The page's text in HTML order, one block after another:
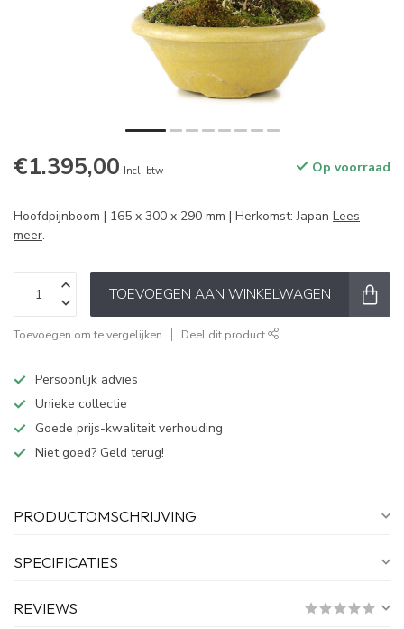
€1.395,00 Incl. btw Op voorraad
Hoofdpijnboom | 165 x 300 x 290 mm | Herkomst: Japan Lees
meer.
TOEVOEGEN AAN WINKELWAGEN
Toevoegen om te vergelijken Deel dit product
Persoonlijk advies
Unieke collectie
Goede prijs-kwaliteit verhouding
Niet goed? Geld terug!
PRODUCTOMSCHRIJVING
SPECIFICATIES
REVIEWS